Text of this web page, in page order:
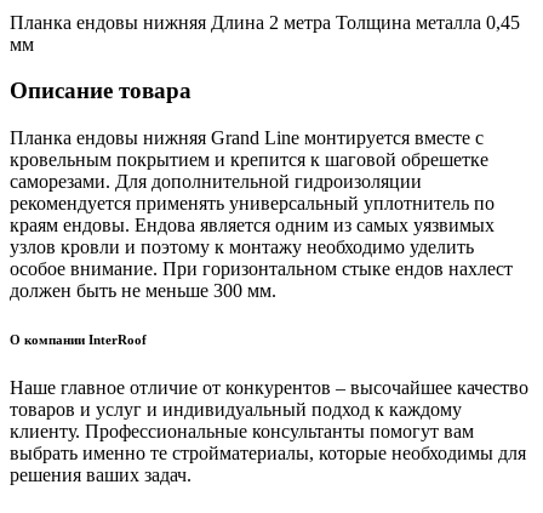
Планка ендовы нижняя Длина 2 метра Толщина металла 0,45
мм
Описание товара
Планка ендовы нижняя Grand Line монтируется вместе с
кровельным покрытием и крепится к шаговой обрешетке
саморезами. Для дополнительной гидроизоляции
рекомендуется применять универсальный уплотнитель по
краям ендовы. Ендова является одним из самых уязвимых
узлов кровли и поэтому к монтажу необходимо уделить
особое внимание. При горизонтальном стыке ендов нахлест
должен быть не меньше 300 мм.
О компании InterRoof
Наше главное отличие от конкурентов – высочайшее качество
товаров и услуг и индивидуальный подход к каждому
клиенту. Профессиональные консультанты помогут вам
выбрать именно те стройматериалы, которые необходимы для
решения ваших задач.